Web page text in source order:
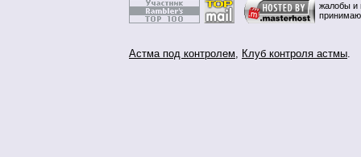
жалобы и
Астма под контролем, Клуб контроля астмы.